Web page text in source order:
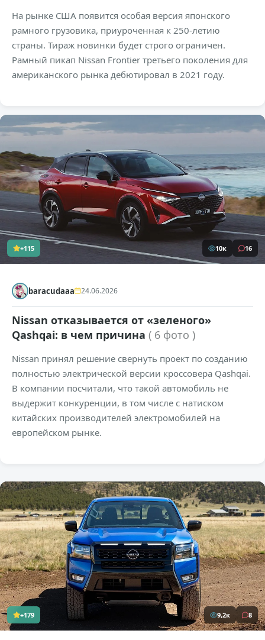
На рынке США появится особая версия японского
рамного грузовика, приуроченная к 250-летию
страны. Тираж новинки будет строго ограничен.
Рамный пикап Nissan Frontier третьего поколения для
американского рынка дебютировал в 2021 году.
+115 10к 16
baracudaaa 24.06.2026
Nissan отказывается от «зеленого»
Qashqai: в чем причина ( 6 фото )
Nissan принял решение свернуть проект по созданию
полностью электрической версии кроссовера Qashqai.
В компании посчитали, что такой автомобиль не
выдержит конкуренции, в том числе с натиском
китайских производителей электромобилей на
европейском рынке.
+179 9,2к 8